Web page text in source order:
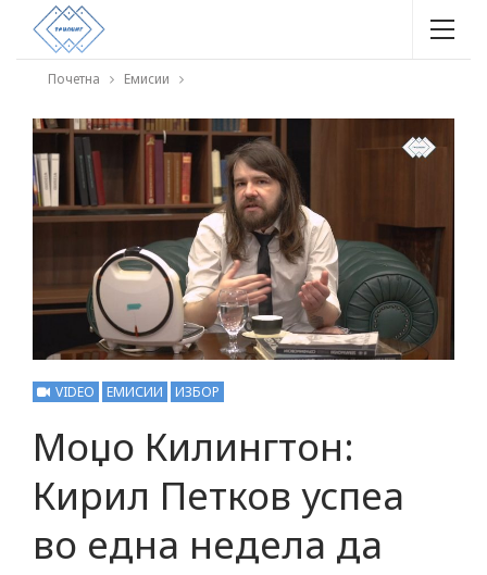
Почетна Емисии
VIDEO ЕМИСИИ ИЗБОР
Моџо Килингтон:
Кирил Петков успеа
во една недела да